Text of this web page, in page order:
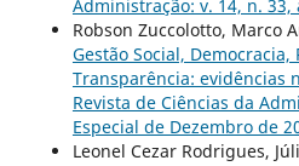
Administração: v. 14, n. 33,
Robson Zuccolotto, Marco
Gestão Social, Democracia,
Transparência: evidências
Revista de Ciências da
Especial de Dezembro de
Leonel Cezar Rodrigues,